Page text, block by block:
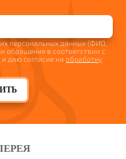
ДЛЯ ИТР
персональных данных (ФИО,
обращения в соответствии с
и даю согласие наобработку